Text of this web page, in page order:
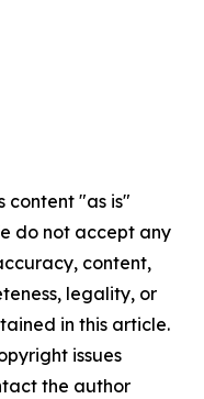
content "as is"
do not accept any
content,
legality, or
in this article.
issues
the author